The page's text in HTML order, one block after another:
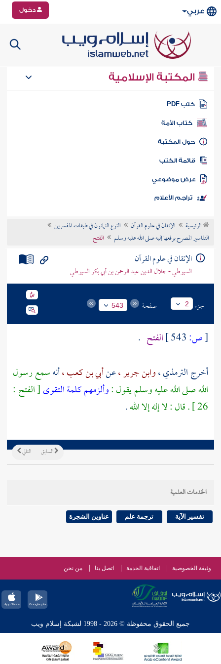
عربي دخول
المكتبة الإسلامية
كتب PDF
كتاب الأمة
المكتبة
الكتب
موضوعي
تراجم الأعلام
الرئيسية الإتقان في علوم القرآن
النوع الثمانون في طبقات المفسرين
التفاسير المصرح برفعها إليه صلى الله عليه وسلم
الفتح
الإتقان في علوم القرآن
السيوطي - جلال الدين عبد الرحمن بن أبي بكر السيوطي
جزء 2 صفحة 543
[ص: الفتح .
أخرجالترمذي ،وابن جرير ،عنأبي بن كعب ،أنهسمع رسول
الله صلى الله عليه وسلم يقول :وألزمهم كلمة التقوى[ الفتح :
26 ] . قال : لا إله إلا الله
.
التالي السابق
الخدمات العلمية
تفسير الآية ترجمة علم عناوين الشجرة
وثيقة الخصوصية اتفاقية الخدمة اتصل بنا من نحن
جميع الحقوق محفوظة © 2026 - 1998 لشبكة إسلام ويب